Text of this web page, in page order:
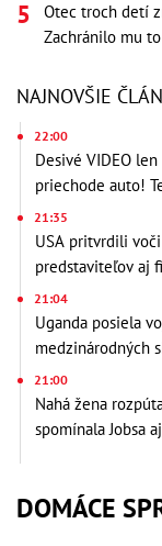
Otec troch detí
Zachránilo mu
NAJNOVŠIE
22:00
Desivé VIDEO
priechode auto!
21:35
USA pritvrdili
predstaviteľov aj
21:04
Uganda posiela
medzinárodných
21:00
Nahá žena
spomínala Jobsa
DOMÁCE